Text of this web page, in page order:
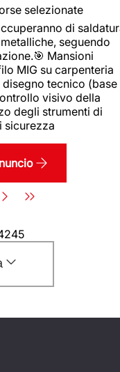
selezionate
di
seguendo
Mansioni
MIG su carpenteria
tecnico (base
visivo della
degli strumenti di
sicurezza